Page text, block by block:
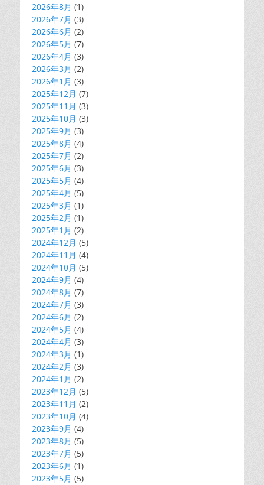
2026年8月 (1)
2026年7月 (3)
2026年6月 (2)
2026年5月 (7)
2026年4月 (3)
2026年3月 (2)
2026年1月 (3)
2025年12月 (7)
2025年11月 (3)
2025年10月 (3)
2025年9月 (3)
2025年8月 (4)
2025年7月 (2)
2025年6月 (3)
2025年5月 (4)
2025年4月 (5)
2025年3月 (1)
2025年2月 (1)
2025年1月 (2)
2024年12月 (5)
2024年11月 (4)
2024年10月 (5)
2024年9月 (4)
2024年8月 (7)
2024年7月 (3)
2024年6月 (2)
2024年5月 (4)
2024年4月 (3)
2024年3月 (1)
2024年2月 (3)
2024年1月 (2)
2023年12月 (5)
2023年11月 (2)
2023年10月 (4)
2023年9月 (4)
2023年8月 (5)
2023年7月 (5)
2023年6月 (1)
2023年5月 (5)